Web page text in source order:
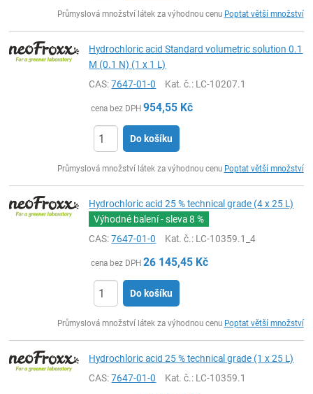
Průmyslová množství látek za výhodnou cenu Poptat větší množství
Hydrochloric acid Standard volumetric solution 0.1
M (0.1 N) (1 x 1 L)
CAS:7647-01-0 Kat. č.: LC-10207.1
cena bez DPH 954,55 Kč
Do košíku
Průmyslová množství látek za výhodnou cenu Poptat větší množství
Hydrochloric acid 25 % technical grade (4 x 25 L)
Výhodné balení - sleva8 %
CAS:7647-01-0 Kat. č.: LC-10359.1_4
cena bez DPH 26 145,45 Kč
Do košíku
Průmyslová množství látek za výhodnou cenu Poptat větší množství
Hydrochloric acid 25 % technical grade (1 x 25 L)
CAS:7647-01-0 Kat. č.: LC-10359.1